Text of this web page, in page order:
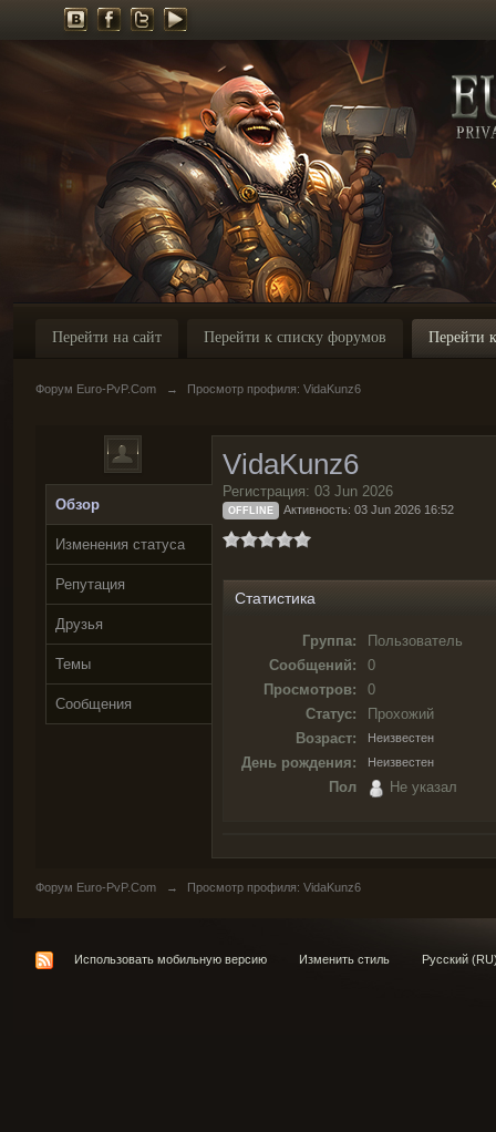
Перейти на сайт Перейти к списку форумов Перейти
Форум Euro-PvP.Com → Просмотр профиля: VidaKunz6
Обзор
Изменения статуса
Репутация
Друзья
Темы
Сообщения
VidaKunz6
Регистрация: 03 Jun 2026
OFFLINE Активность: 03 Jun 2026 16:52
Статистика
Группа:
Пользователь
Сообщений:
0
Просмотров:
0
Статус:
Прохожий
Возраст:
Неизвестен
День рождения: Неизвестен
Пол Не указал
Форум Euro-PvP.Com → Просмотр профиля: VidaKunz6
Использовать мобильную версию Изменить стиль Русский